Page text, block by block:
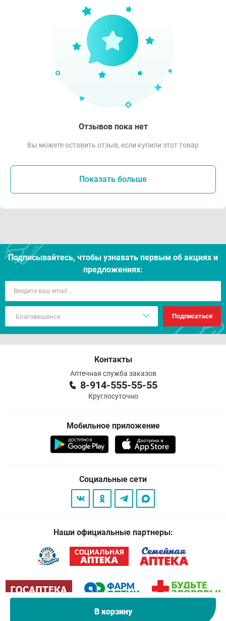
В корзину
Отзывов пока нет
Вы можете оставить отзыв, если купили этот товар
Показать больше
Подписывайтесь, чтобы узнавать первым об акцияx и
предложениях:
Подписаться
Контакты
Аптечная служба заказов
8-914-555-55-55
Круглосуточно
Мобильное приложение
Социальные сети
Наши официальные партнеры: